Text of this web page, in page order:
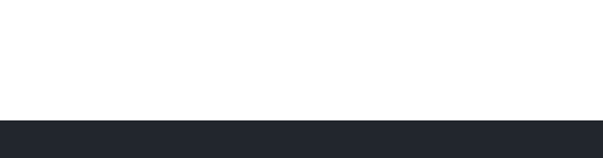
места, которое максимально близко к месту